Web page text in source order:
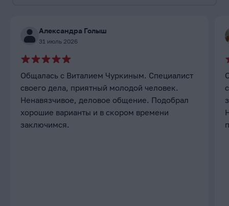
Александра Голыш
31 июль 2026
Общалась с Виталием Чуркиным. Специалист
своего дела, приятный молодой человек.
Ненавязчивое, деловое общение. Подобрал
хорошие варианты и в скором времени
заключимся.